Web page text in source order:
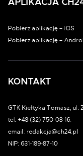
APLIKACJA
Pobierz aplikację – iOS
Pobierz aplikację –
KONTAKT
GTK Kiełtyka Tomasz, ul.
tel. +48 (32) 750-08-16.
email: redakcja@ch24.pl
NIP: 631-189-87-10